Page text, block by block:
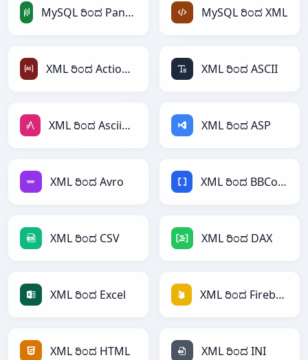
MySQL ರಿಂದ PandasDataFrame MySQL ರಿಂದ XML
XML ರಿಂದ ActionScript XML ರಿಂದ ASCII
XML ರಿಂದ AsciiDoc XML ರಿಂದ ASP
XML ರಿಂದ Avro XML ರಿಂದ BBCode
XML ರಿಂದ CSV XML ರಿಂದ DAX
XML ರಿಂದ Excel XML ರಿಂದ Firebase
XML ರಿಂದ HTML XML ರಿಂದ INI